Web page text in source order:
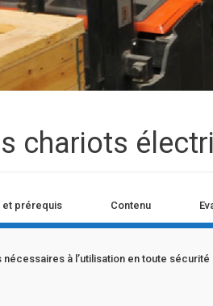
chariots
et prérequis Contenu
à l’utilisation en toute